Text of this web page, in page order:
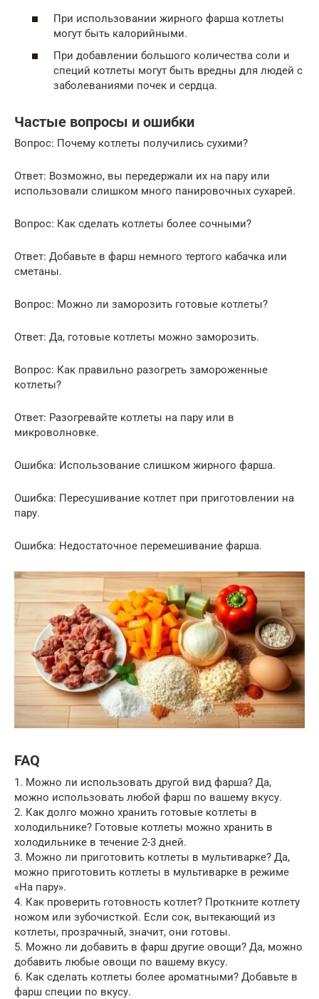
При использовании жирного фарша котлеты
могут быть калорийными.
При добавлении большого количества соли и
специй котлеты могут быть вредны для людей с
заболеваниями почек и сердца.
Частые вопросы и ошибки
Вопрос: Почему котлеты получились сухими?
Ответ: Возможно, вы передержали их на пару или
использовали слишком много панировочных сухарей.
Вопрос: Как сделать котлеты более сочными?
Ответ: Добавьте в фарш немного тертого кабачка или
сметаны.
Вопрос: Можно ли заморозить готовые котлеты?
Ответ: Да, готовые котлеты можно заморозить.
Вопрос: Как правильно разогреть замороженные
котлеты?
Ответ: Разогревайте котлеты на пару или в
микроволновке.
Ошибка: Использование слишком жирного фарша.
Ошибка: Пересушивание котлет при приготовлении на
пару.
Ошибка: Недостаточное перемешивание фарша.
FAQ
1. Можно ли использовать другой вид фарша? Да,
можно использовать любой фарш по вашему вкусу.
2. Как долго можно хранить готовые котлеты в
холодильнике? Готовые котлеты можно хранить в
холодильнике в течение 2-3 дней.
3. Можно ли приготовить котлеты в мультиварке? Да,
можно приготовить котлеты в мультиварке в режиме
«На пару».
4. Как проверить готовность котлет? Проткните котлету
ножом или зубочисткой. Если сок, вытекающий из
котлеты, прозрачный, значит, они готовы.
5. Можно ли добавить в фарш другие овощи? Да, можно
добавить любые овощи по вашему вкусу.
6. Как сделать котлеты более ароматными? Добавьте в
фарш специи по вкусу.